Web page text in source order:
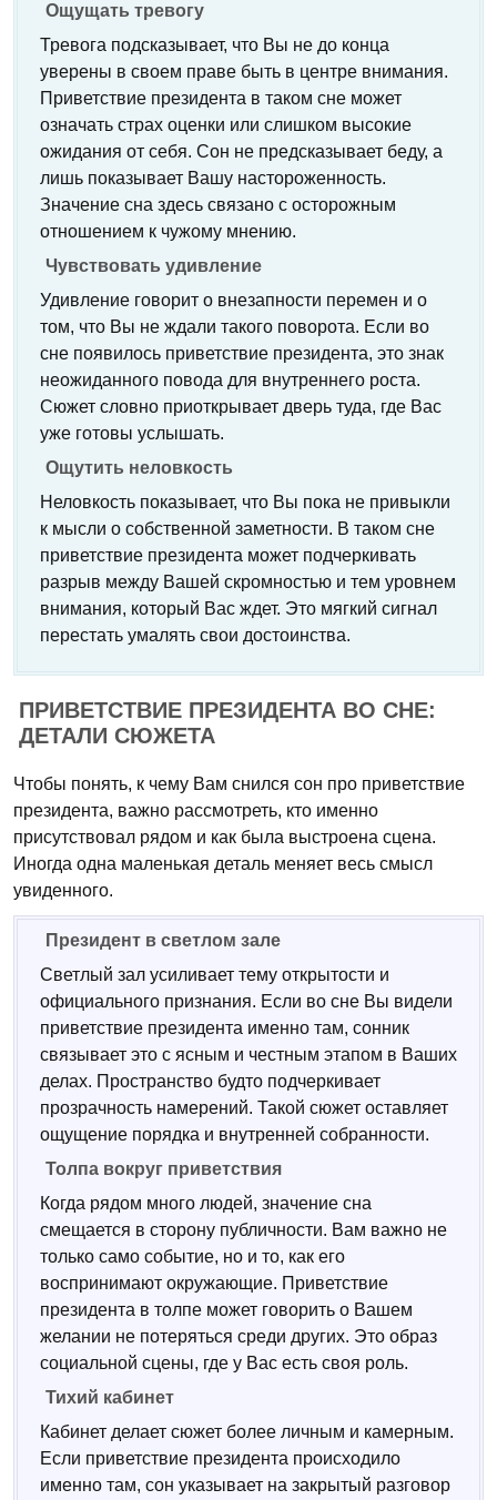
Ощущать тревогу
Тревога подсказывает, что Вы не до конца
уверены в своем праве быть в центре внимания.
Приветствие президента в таком сне может
означать страх оценки или слишком высокие
ожидания от себя. Сон не предсказывает беду, а
лишь показывает Вашу настороженность.
Значение сна здесь связано с осторожным
отношением к чужому мнению.
Чувствовать удивление
Удивление говорит о внезапности перемен и о
том, что Вы не ждали такого поворота. Если во
сне появилось приветствие президента, это знак
неожиданного повода для внутреннего роста.
Сюжет словно приоткрывает дверь туда, где Вас
уже готовы услышать.
Ощутить неловкость
Неловкость показывает, что Вы пока не привыкли
к мысли о собственной заметности. В таком сне
приветствие президента может подчеркивать
разрыв между Вашей скромностью и тем уровнем
внимания, который Вас ждет. Это мягкий сигнал
перестать умалять свои достоинства.
ПРИВЕТСТВИЕ ПРЕЗИДЕНТА ВО СНЕ:
ДЕТАЛИ СЮЖЕТА
Чтобы понять, к чему Вам снился сон про приветствие
президента, важно рассмотреть, кто именно
присутствовал рядом и как была выстроена сцена.
Иногда одна маленькая деталь меняет весь смысл
увиденного.
Президент в светлом зале
Светлый зал усиливает тему открытости и
официального признания. Если во сне Вы видели
приветствие президента именно там, сонник
связывает это с ясным и честным этапом в Ваших
делах. Пространство будто подчеркивает
прозрачность намерений. Такой сюжет оставляет
ощущение порядка и внутренней собранности.
Толпа вокруг приветствия
Когда рядом много людей, значение сна
смещается в сторону публичности. Вам важно не
только само событие, но и то, как его
воспринимают окружающие. Приветствие
президента в толпе может говорить о Вашем
желании не потеряться среди других. Это образ
социальной сцены, где у Вас есть своя роль.
Тихий кабинет
Кабинет делает сюжет более личным и камерным.
Если приветствие президента происходило
именно там, сон указывает на закрытый разговор